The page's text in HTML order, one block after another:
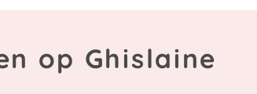
op Ghislaine